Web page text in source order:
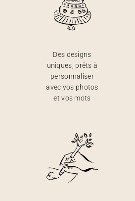
Des designs
uniques, prêts à
personnaliser
avec vos photos
et vos mots